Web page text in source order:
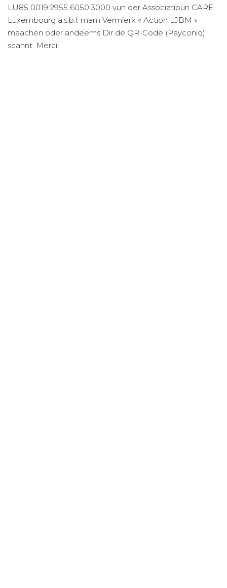
LU85 0019 2955 6050 3000 vun der Associatioun CARE
Luxembourg a.s.b.l. mam Vermierk « Action LJBM »
maachen oder andeems Dir de QR-Code (Payconiq)
scannt. Merci!